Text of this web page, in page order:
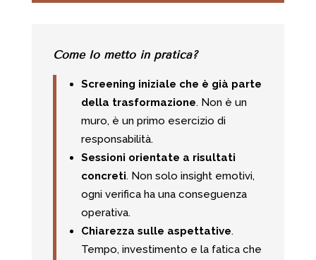
Come lo metto in pratica?
Screening iniziale che è già parte
della trasformazione. Non è un
muro, è un primo esercizio di
responsabilità.
Sessioni orientate a risultati
concreti. Non solo insight emotivi,
ogni verifica ha una conseguenza
operativa.
Chiarezza sulle aspettative.
Tempo, investimento e la fatica che